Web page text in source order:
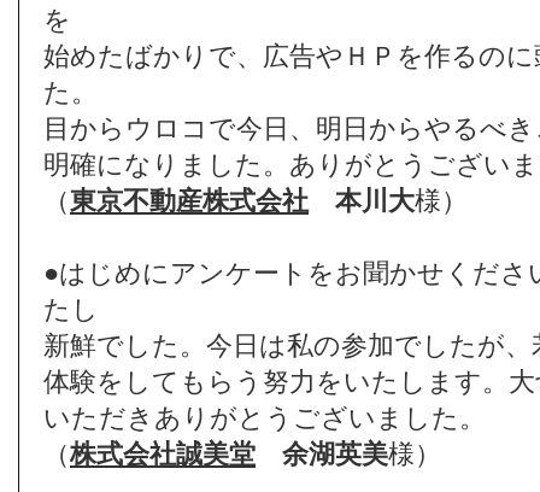
を
始めたばかりで、広告やＨＰを作るの
た。
目からウロコで今日、明日からやるべ
明確になりました。ありがとうござい
（東京不動産株式会社 本川大様）
●はじめにアンケートをお聞かせくだ
たし
新鮮でした。今日は私の参加でしたが
体験をしてもらう努力をいたします。
いただきありがとうございました。
（株式会社誠美堂 余湖英美様）